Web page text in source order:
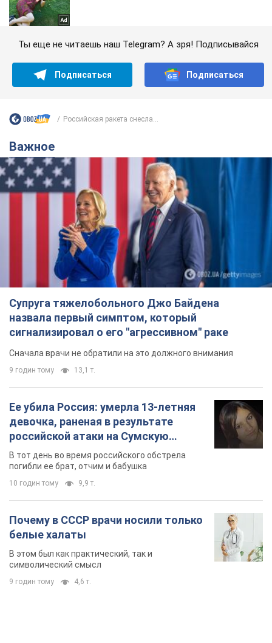
Ты еще не читаешь наш Telegram? А зря! Подписывайся
Подписаться Подписаться
Российская ракета снесла...
Важное
Супруга тяжелобольного Джо Байдена
назвала первый симптом, который
сигнализировал о его "агрессивном" раке
Сначала врачи не обратили на это должного внимания
9 годин тому 13,1 т.
Ее убила Россия: умерла 13-летняя
девочка, раненая в результате
российской атаки на Сумскую
область. Фото
В тот день во время российского обстрела
погибли ее брат, отчим и бабушка
10 годин тому 9,9 т.
Почему в СССР врачи носили только
белые халаты
В этом был как практический, так и
символический смысл
9 годин тому 4,6 т.